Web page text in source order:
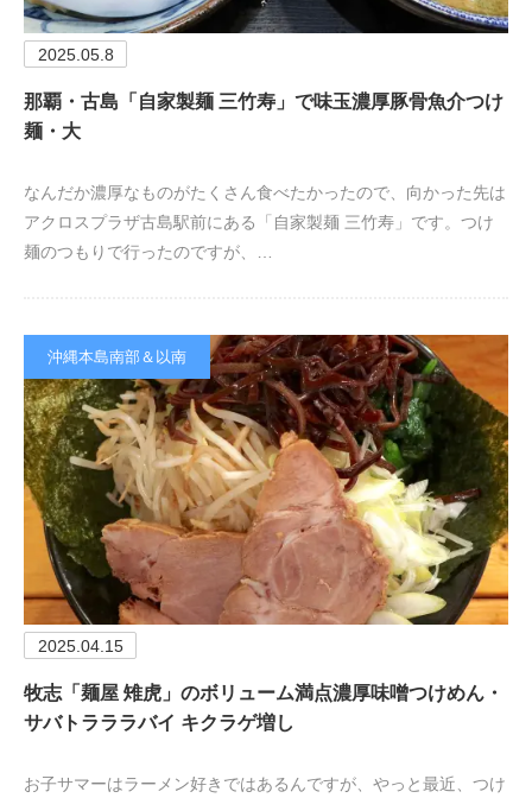
2025.05.8
那覇・古島「自家製麺 三竹寿」で味玉濃厚豚骨魚介つけ
麺・大
なんだか濃厚なものがたくさん食べたかったので、向かった先は
アクロスプラザ古島駅前にある「自家製麺 三竹寿」です。つけ
麺のつもりで行ったのですが、…
沖縄本島南部＆以南
2025.04.15
牧志「麺屋 雉虎」のボリューム満点濃厚味噌つけめん・
サバトラララバイ キクラゲ増し
お子サマーはラーメン好きではあるんですが、やっと最近、つけ